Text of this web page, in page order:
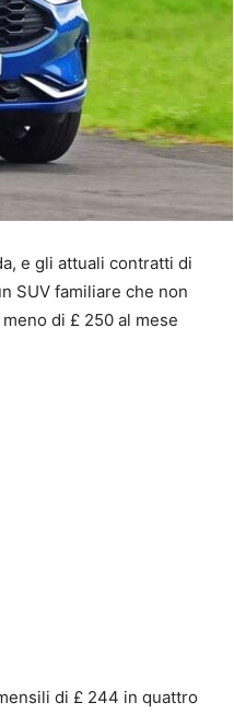
e gli attuali contratti di
SUV familiare che non
di £ 250 al mese
di £ 244 in quattro